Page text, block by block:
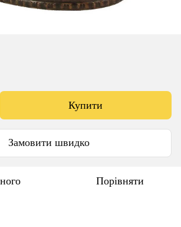
Купити
Замовити швидко
Порівняти